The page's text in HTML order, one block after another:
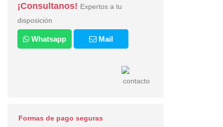
¡Consultanos! Expertos a tu
disposición
Whatsapp Mail
Formas de pago seguras